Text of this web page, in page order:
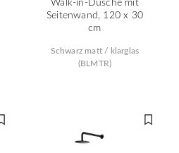
Seitenwand, 120 x 30
cm
Schwarz matt / klarglas
(BLMTR)